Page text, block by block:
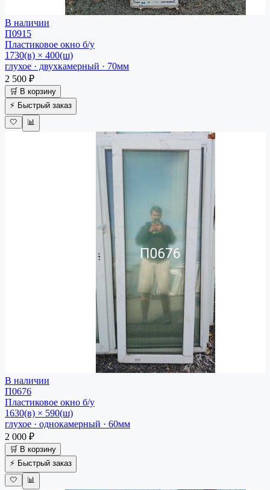
В наличии
П0915
Пластиковое окно б/у
1730(в) × 400(ш)
глухое · двухкамерный · 70мм
2 500 ₽
🛒 В корзину
⚡ Быстрый заказ
🤍
📊
В наличии
П0676
Пластиковое окно б/у
1630(в) × 590(ш)
глухое · однокамерный · 60мм
2 000 ₽
🛒 В корзину
⚡ Быстрый заказ
🤍
📊